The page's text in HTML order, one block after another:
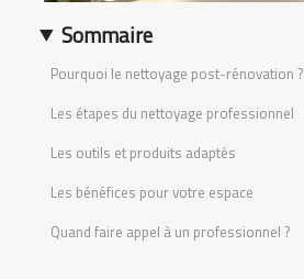
Sommaire
Pourquoi le nettoyage post-rénovation ?
Les étapes du nettoyage professionnel
Les outils et produits adaptés
Les bénéfices pour votre espace
Quand faire appel à un professionnel ?